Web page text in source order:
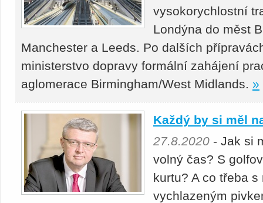
vysokorychlostní
Londýna do měst
Manchester a Leeds. Po dalších
ministerstvo dopravy formální zahájení
aglomerace Birmingham/West Midlands. »
Každý by si měl
27.8.2020 - Jak si
volný čas? S
kurtu? A co třeba
vychlazeným